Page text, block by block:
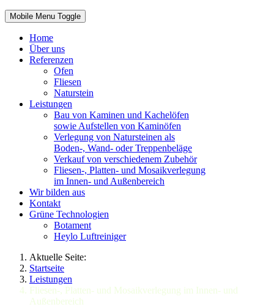
Mobile Menu Toggle
Home
Über uns
Referenzen
Ofen
Fliesen
Naturstein
Leistungen
Bau von Kaminen und Kachelöfen
sowie Aufstellen von Kaminöfen
Verlegung von Natursteinen als
Boden-, Wand- oder Treppenbeläge
Verkauf von verschiedenem Zubehör
Fliesen-, Platten- und Mosaikverlegung
im Innen- und Außenbereich
Wir bilden aus
Kontakt
Grüne Technologien
Botament
Heylo Luftreiniger
Aktuelle Seite:
Startseite
Leistungen
Fliesen-, Platten- und Mosaikverlegung im Innen- und
Außenbereich